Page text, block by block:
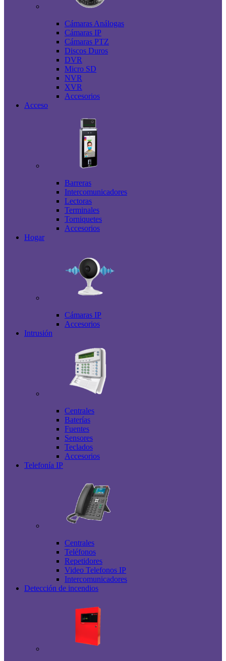
Cámaras Análogas
Cámaras IP
Cámaras PTZ
Discos Duros
DVR
Micro SD
NVR
XVR
Accesorios
Acceso
Barreras
Intercomunicadores
Lectoras
Terminales
Torniquetes
Accesorios
Hogar
Cámaras IP
Accesorios
Intrusión
Centrales
Baterías
Fuentes
Sensores
Teclados
Accesorios
Telefonía IP
Centrales
Teléfonos
Repetidores
Video Telefonos IP
Intercomunicadores
Detección de incendios